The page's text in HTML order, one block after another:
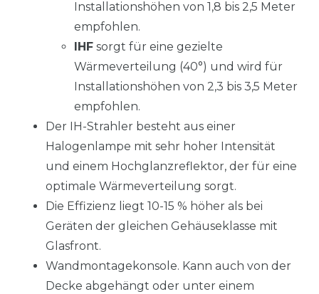
Installationshöhen von 1,8 bis 2,5 Meter
empfohlen.
IHF sorgt für eine gezielte
Wärmeverteilung (40°) und wird für
Installationshöhen von 2,3 bis 3,5 Meter
empfohlen.
Der IH-Strahler besteht aus einer
Halogenlampe mit sehr hoher Intensität
und einem Hochglanzreflektor, der für eine
optimale Wärmeverteilung sorgt.
Die Effizienz liegt 10-15 % höher als bei
Geräten der gleichen Gehäuseklasse mit
Glasfront.
Wandmontagekonsole. Kann auch von der
Decke abgehängt oder unter einem